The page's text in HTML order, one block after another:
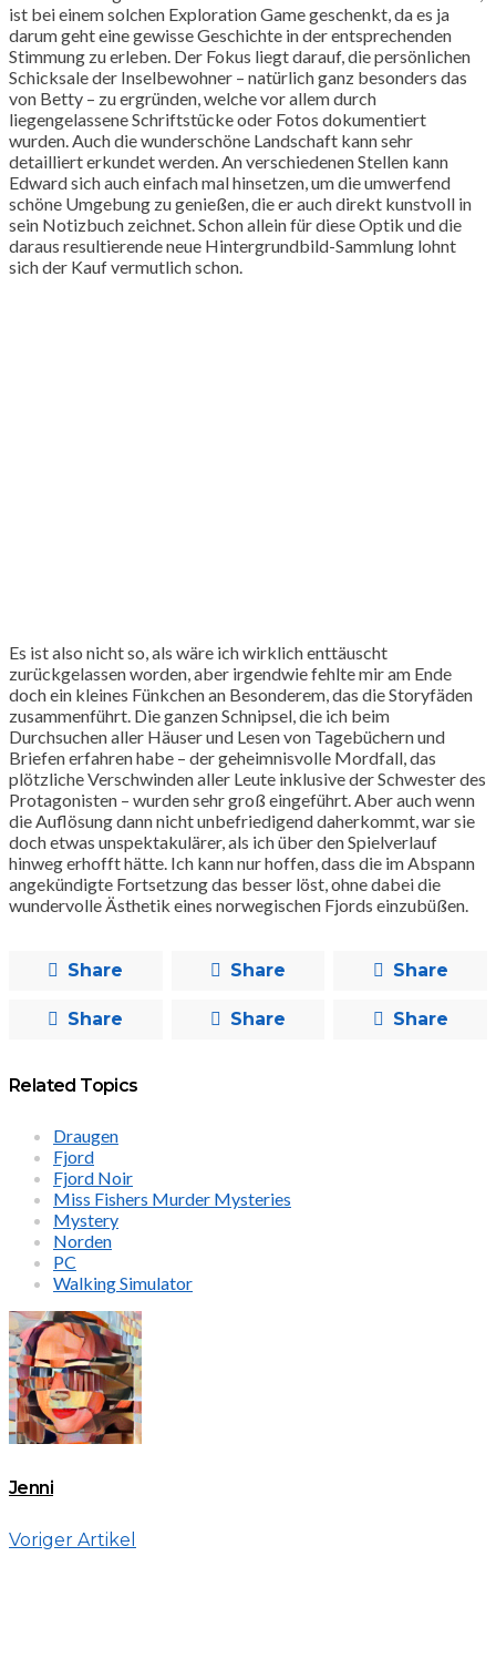
ist bei einem solchen Exploration Game geschenkt, da es ja
darum geht eine gewisse Geschichte in der entsprechenden
Stimmung zu erleben. Der Fokus liegt darauf, die persönlichen
Schicksale der Inselbewohner – natürlich ganz besonders das
von Betty – zu ergründen, welche vor allem durch
liegengelassene Schriftstücke oder Fotos dokumentiert
wurden. Auch die wunderschöne Landschaft kann sehr
detailliert erkundet werden. An verschiedenen Stellen kann
Edward sich auch einfach mal hinsetzen, um die umwerfend
schöne Umgebung zu genießen, die er auch direkt kunstvoll in
sein Notizbuch zeichnet. Schon allein für diese Optik und die
daraus resultierende neue Hintergrundbild-Sammlung lohnt
sich der Kauf vermutlich schon.
Es ist also nicht so, als wäre ich wirklich enttäuscht
zurückgelassen worden, aber irgendwie fehlte mir am Ende
doch ein kleines Fünkchen an Besonderem, das die Storyfäden
zusammenführt. Die ganzen Schnipsel, die ich beim
Durchsuchen aller Häuser und Lesen von Tagebüchern und
Briefen erfahren habe – der geheimnisvolle Mordfall, das
plötzliche Verschwinden aller Leute inklusive der Schwester des
Protagonisten – wurden sehr groß eingeführt. Aber auch wenn
die Auflösung dann nicht unbefriedigend daherkommt, war sie
doch etwas unspektakulärer, als ich über den Spielverlauf
hinweg erhofft hätte. Ich kann nur hoffen, dass die im Abspann
angekündigte Fortsetzung das besser löst, ohne dabei die
wundervolle Ästhetik eines norwegischen Fjords einzubüßen.
Share Share Share
Share Share Share
Related Topics
Draugen
Fjord
Fjord Noir
Miss Fishers Murder Mysteries
Mystery
Norden
PC
Walking Simulator
Jenni
Voriger Artikel